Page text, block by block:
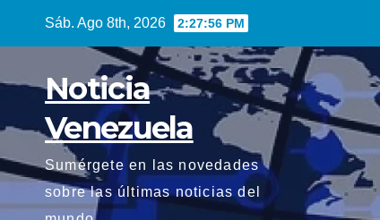
Sáb. Ago 8th, 2026 2:27:57 PM
Noticia
Venezuela
Sumérgete en las novedades
sobre las últimas noticias del